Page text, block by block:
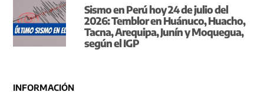
Sismo en Perú hoy 24 de julio del
2026: Temblor en Huánuco, Huacho,
Tacna, Arequipa, Junín y Moquegua,
según el IGP
INFORMACIÓN